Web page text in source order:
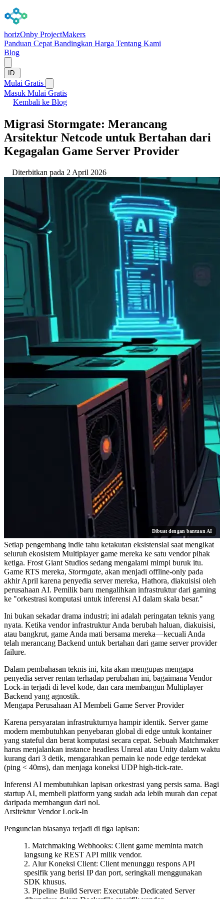
horizOnby ProjectMakers
Panduan Cepat Bandingkan Harga Tentang Kami
Blog
ID
Mulai Gratis
Masuk Mulai Gratis
Kembali ke Blog
Migrasi Stormgate: Merancang
Arsitektur Netcode untuk Bertahan dari
Kegagalan Game Server Provider
Diterbitkan pada 2 April 2026
Dibuat dengan bantuan AI
Setiap pengembang indie tahu ketakutan eksistensial saat mengikat
seluruh ekosistem Multiplayer game mereka ke satu vendor pihak
ketiga. Frost Giant Studios sedang mengalami mimpi buruk itu.
Game RTS mereka, Stormgate, akan menjadi offline-only pada
akhir April karena penyedia server mereka, Hathora, diakuisisi oleh
perusahaan AI. Pemilik baru mengalihkan infrastruktur dari gaming
ke "orkestrasi komputasi untuk inferensi AI dalam skala besar."
Ini bukan sekadar drama industri; ini adalah peringatan teknis yang
nyata. Ketika vendor infrastruktur Anda berubah haluan, diakuisisi,
atau bangkrut, game Anda mati bersama mereka—kecuali Anda
telah merancang Backend untuk bertahan dari game server provider
failure.
Dalam pembahasan teknis ini, kita akan mengupas mengapa
penyedia server rentan terhadap perubahan ini, bagaimana Vendor
Lock-in terjadi di level kode, dan cara membangun Multiplayer
Backend yang agnostik.
Mengapa Perusahaan AI Membeli Game Server Provider
Karena persyaratan infrastrukturnya hampir identik. Server game
modern membutuhkan penyebaran global di edge untuk kontainer
yang stateful dan berat komputasi secara cepat. Sebuah Matchmaker
harus menjalankan instance headless Unreal atau Unity dalam waktu
kurang dari 3 detik, mengarahkan pemain ke node edge terdekat
(ping < 40ms), dan menjaga koneksi UDP high-tick-rate.
Inferensi AI membutuhkan lapisan orkestrasi yang persis sama. Bagi
startup AI, membeli platform yang sudah ada lebih murah dan cepat
daripada membangun dari nol.
Arsitektur Vendor Lock-In
Penguncian biasanya terjadi di tiga lapisan:
Matchmaking Webhooks: Client game meminta match
langsung ke REST API milik vendor.
Alur Koneksi Client: Client menunggu respons API
spesifik yang berisi IP dan port, seringkali menggunakan
SDK khusus.
Pipeline Build Server: Executable Dedicated Server